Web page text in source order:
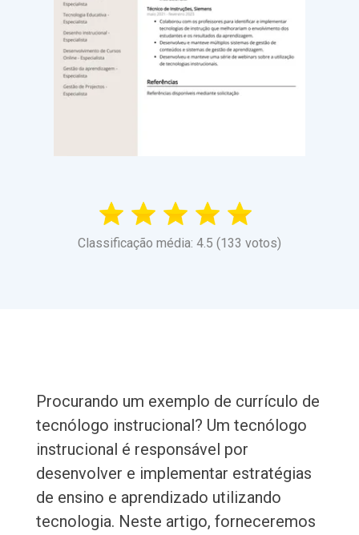
Classificação média: 4.5 (133 votos)
Procurando um exemplo de currículo de
tecnólogo instrucional? Um tecnólogo
instrucional é responsável por
desenvolver e implementar estratégias
de ensino e aprendizado utilizando
tecnologia. Neste artigo, forneceremos